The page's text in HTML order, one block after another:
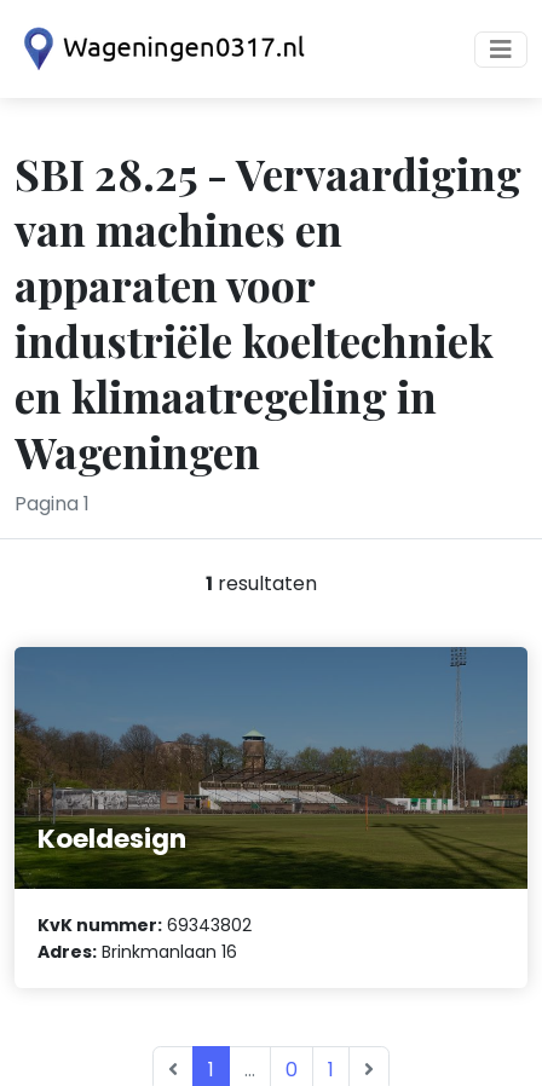
SBI 28.25 - Vervaardiging
van machines en
apparaten voor
industriële koeltechniek
en klimaatregeling in
Wageningen
Pagina 1
1 resultaten
Koeldesign
KvK nummer: 69343802
Adres: Brinkmanlaan 16
1 ... 0 1